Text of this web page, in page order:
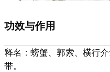
功效与作用
释名：螃蟹、郭索、横行
带。